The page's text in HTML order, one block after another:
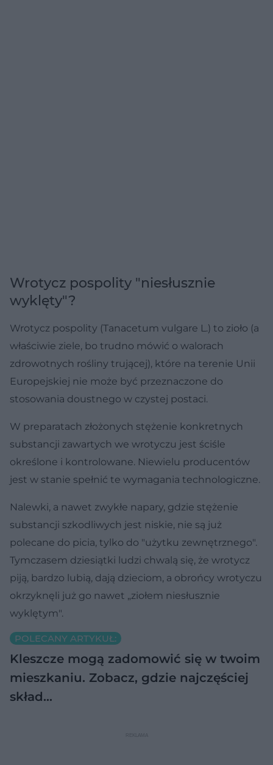
Wrotycz pospolity "niesłusznie
wyklęty"?
Wrotycz pospolity (Tanacetum vulgare L.) to zioło (a
właściwie ziele, bo trudno mówić o walorach
zdrowotnych rośliny trującej), które na terenie Unii
Europejskiej nie może być przeznaczone do
stosowania doustnego w czystej postaci.
W preparatach złożonych stężenie konkretnych
substancji zawartych we wrotyczu jest ściśle
określone i kontrolowane. Niewielu producentów
jest w stanie spełnić te wymagania technologiczne.
Nalewki, a nawet zwykłe napary, gdzie stężenie
substancji szkodliwych jest niskie, nie są już
polecane do picia, tylko do "użytku zewnętrznego".
Tymczasem dziesiątki ludzi chwalą się, że wrotycz
piją, bardzo lubią, dają dzieciom, a obrońcy wrotyczu
okrzyknęli już go nawet „ziołem niesłusznie
wyklętym".
POLECANY ARTYKUŁ:
Kleszcze mogą zadomowić się w twoim
mieszkaniu. Zobacz, gdzie najczęściej
skład…